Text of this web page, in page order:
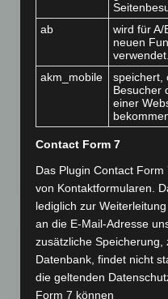
von Veröffentlicht
Gemeinsam
psychosoziale Arbeit e.V.
Menschen in
unsere
Eberbach suchen wir
in Sozialpädagogik oder …
ab
wird für A/
neuen
verwendet.
akm_mobile
speichert,
Besucher
einer
Contact Form 7
Das Plugin Contact
von Kontaktformularen.
lediglich zur
an die E-Mail-Adresse
zusätzliche
Datenbank, findet nicht
die geltenden
Form 7 können